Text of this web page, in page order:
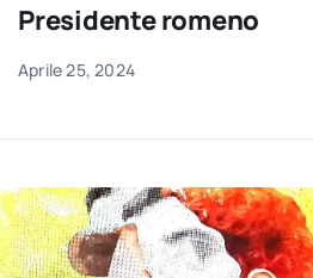
Presidente romeno
Aprile 25, 2024